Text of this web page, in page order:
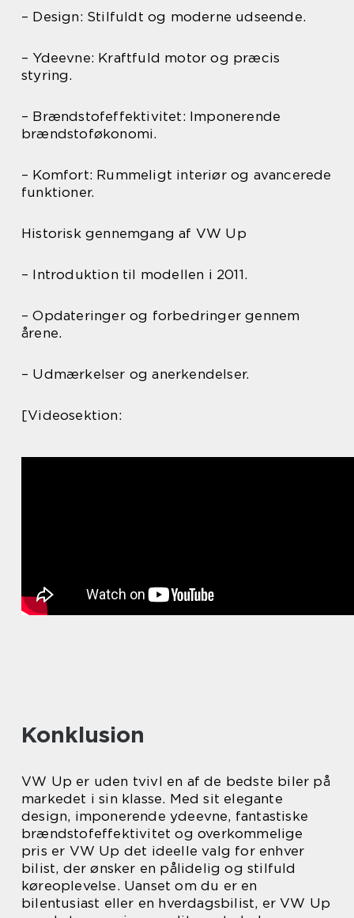
– Design: Stilfuldt og moderne udseende.
– Ydeevne: Kraftfuld motor og præcis
styring.
– Brændstofeffektivitet: Imponerende
brændstoføkonomi.
– Komfort: Rummeligt interiør og avancerede
funktioner.
Historisk gennemgang af VW Up
– Introduktion til modellen i 2011.
– Opdateringer og forbedringer gennem
årene.
– Udmærkelser og anerkendelser.
[Videosektion:
Konklusion
VW Up er uden tvivl en af de bedste biler på
markedet i sin klasse. Med sit elegante
design, imponerende ydeevne, fantastiske
brændstofeffektivitet og overkommelige
pris er VW Up det ideelle valg for enhver
bilist, der ønsker en pålidelig og stilfuld
køreoplevelse. Uanset om du er en
bilentusiast eller en hverdagsbilist, er VW Up